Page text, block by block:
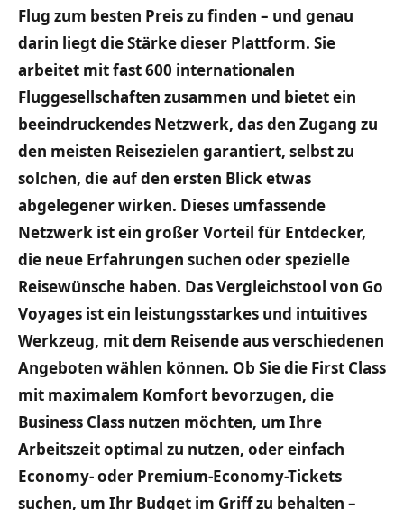
Flug zum besten Preis zu finden – und genau
darin liegt die Stärke dieser Plattform. Sie
arbeitet mit fast 600 internationalen
Fluggesellschaften zusammen und bietet ein
beeindruckendes Netzwerk, das den Zugang zu
den meisten Reisezielen garantiert, selbst zu
solchen, die auf den ersten Blick etwas
abgelegener wirken. Dieses umfassende
Netzwerk ist ein großer Vorteil für Entdecker,
die neue Erfahrungen suchen oder spezielle
Reisewünsche haben. Das Vergleichstool von Go
Voyages ist ein leistungsstarkes und intuitives
Werkzeug, mit dem Reisende aus verschiedenen
Angeboten wählen können. Ob Sie die First Class
mit maximalem Komfort bevorzugen, die
Business Class nutzen möchten, um Ihre
Arbeitszeit optimal zu nutzen, oder einfach
Economy- oder Premium-Economy-Tickets
suchen, um Ihr Budget im Griff zu behalten –